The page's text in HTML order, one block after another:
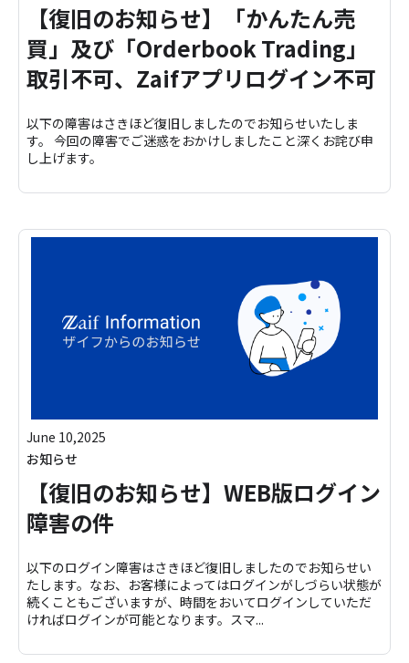
【復旧のお知らせ】「かんたん売
買」及び「Orderbook Trading」
取引不可、Zaifアプリログイン不可
以下の障害はさきほど復旧しましたのでお知らせいたしま
す。 今回の障害でご迷惑をおかけしましたこと深くお詫び申
し上げます。
June 10,2025
お知らせ
【復旧のお知らせ】WEB版ログイン
障害の件
以下のログイン障害はさきほど復旧しましたのでお知らせい
たします。なお、お客様によってはログインがしづらい状態が
続くこともございますが、時間をおいてログインしていただ
ければログインが可能となります。スマ...